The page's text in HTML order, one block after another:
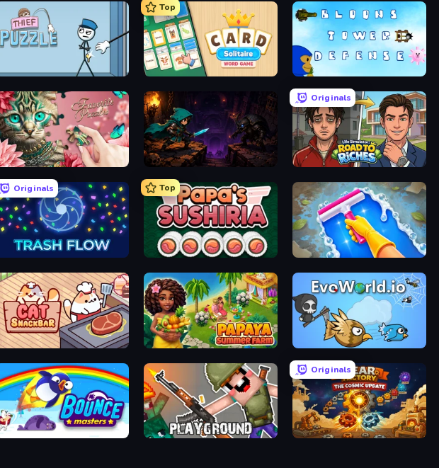
Thief Puzzle
Top
Card Solitaire: Word Game Bloons Tower Defense 3
Favorite Puzzles Dungeon Descent
Originals
Life Simulator: Road to Riches
Originals
Trash Flow
Top
Papa's Sushiria Hotel Rush: Merge Story
Cat Snack Bar Papaya Summer Farm EvoWorld.io (FlyOrDie.io)
Bouncemasters Playground
Originals
Gear Factory